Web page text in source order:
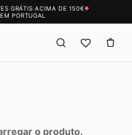
GRÁTIS ACIMA DE 150€◆
PORTUGAL
o produto.